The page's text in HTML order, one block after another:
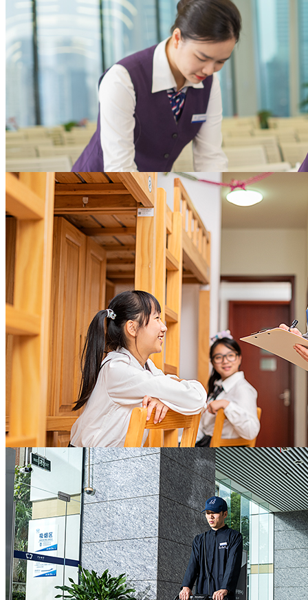
助力实现物业资产价值
体系化的招商支持策略，完善的案场服务及全权
托管
长期良好的租户满意度，稳健的租金回报率，充
分实现地产资产保值增值
地产开发商
值得信赖的全面后勤保障
灵活敏捷的响应速度，严谨精细的业务技能，敬
业高效的服务意识
是随时在您身边的可靠伙伴
机关事业单位
助力教学开展，守护校园欢笑
协助校方办校理念的实施，教学活动的开展
全力营造校园舒心环境及师生和睦氛围，让老师
宽心、家长安心、学生倍感温馨
教育院校